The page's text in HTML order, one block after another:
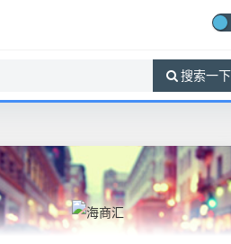
搜索一下